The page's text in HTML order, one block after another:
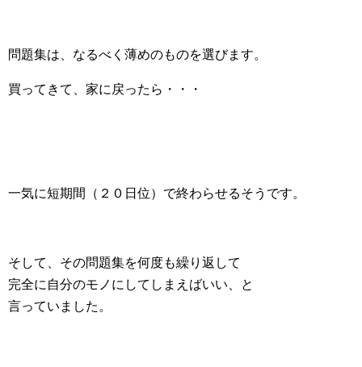
問題集は、なるべく薄めのものを選びます。
買ってきて、家に戻ったら・・・
一気に短期間（２０日位）で終わらせるそうです。
そして、その問題集を何度も繰り返して
完全に自分のモノにしてしまえばいい、と
言っていました。